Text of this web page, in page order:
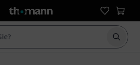
Suche